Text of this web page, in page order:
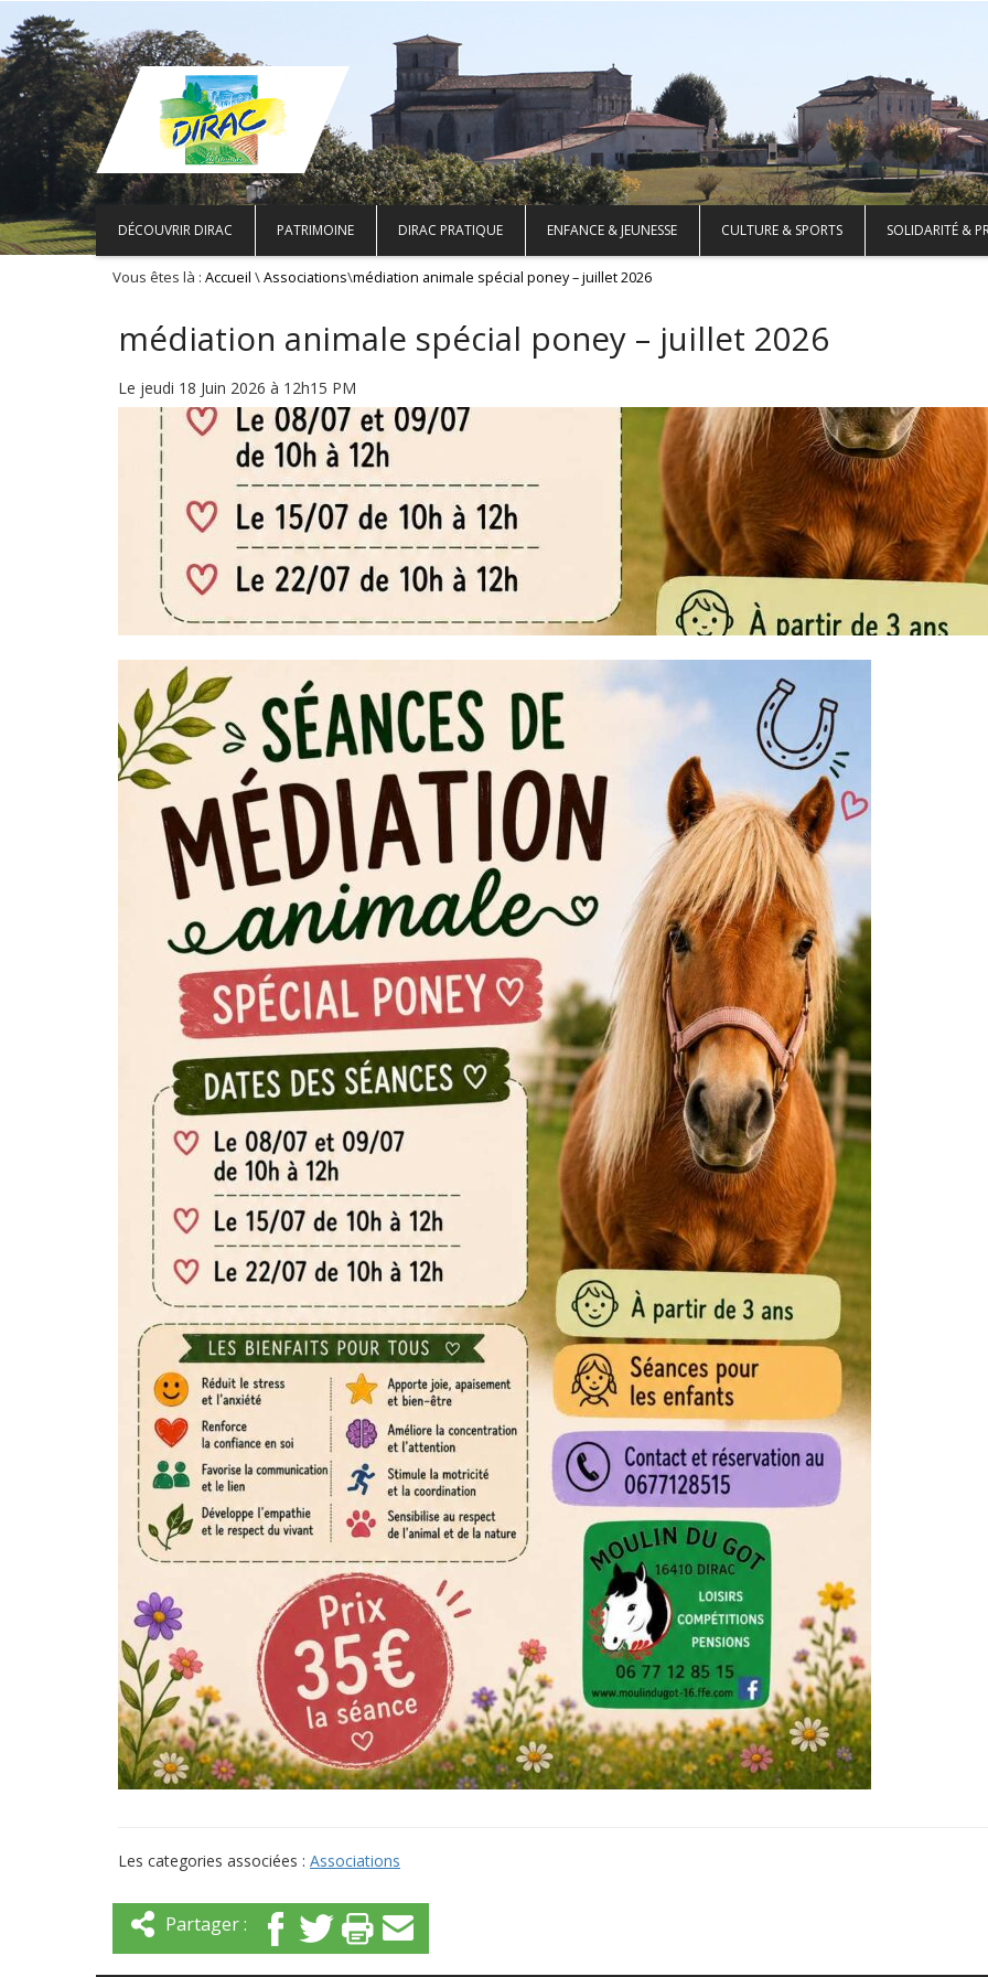
DÉCOUVRIR DIRAC PATRIMOINE DIRAC PRATIQUE ENFANCE & JEUNESSE CULTURE & SPORTS SOLIDARITÉ &
Vous êtes là : Accueil \Associations\médiation animale spécial poney – juillet 2026
médiation animale spécial poney – juillet 2026
Le jeudi 18 Juin 2026 à 12h15 PM
Les categories associées : Associations
Partager :